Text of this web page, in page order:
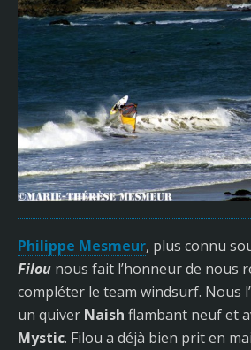
Philippe Mesmeur, plus connu
Filou nous fait l’honneur de nous
compléter le team windsurf. Nous
un quiver Naish flambant neuf et
Mystic. Filou a déjà bien prit en